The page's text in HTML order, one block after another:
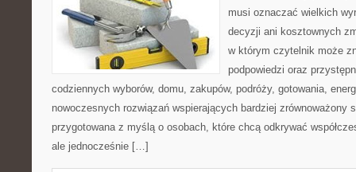
musi oznaczać wielkich
decyzji ani kosztownych
w którym czytelnik może
podpowiedzi oraz
codziennych wyborów, domu, zakupów, podróży, gotowania,
nowoczesnych rozwiązań wspierających bardziej zrównoważony
przygotowana z myślą o osobach, które chcą odkrywać
ale jednocześnie […]